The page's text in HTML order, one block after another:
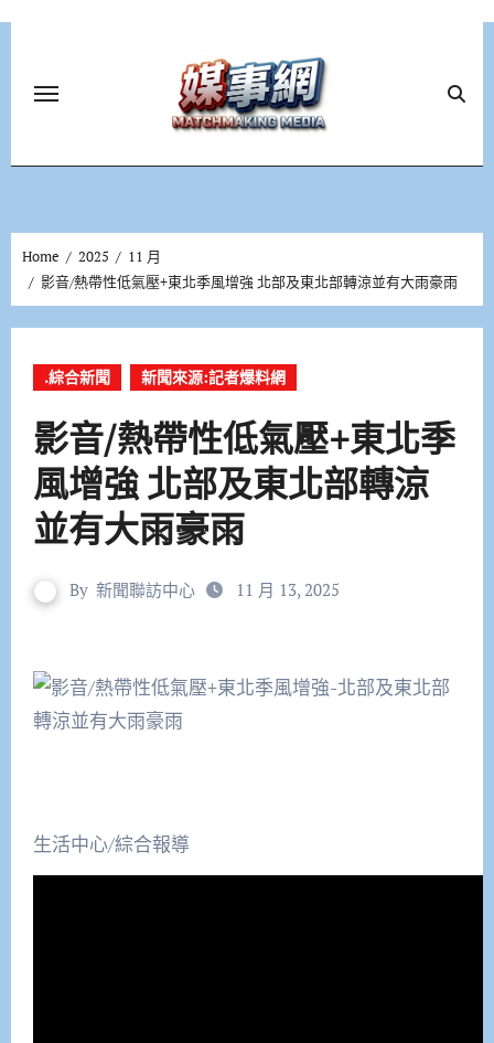
Home 2025
11 月
影音/熱帶性低氣壓+東北季風增強 北部及東北部轉涼並有大雨豪雨
.綜合新聞 新聞來源:記者爆料網
影音/熱帶性低氣壓+東北季
風增強 北部及東北部轉涼
並有大雨豪雨
By 新聞聯訪中心 11 月 13, 2025
生活中心/綜合報導